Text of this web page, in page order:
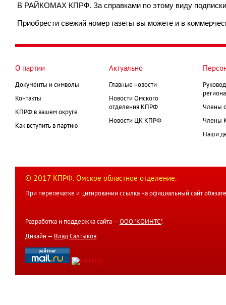
В РАЙКОМАХ КПРФ. За справками по этому виду подписки
Приобрести свежий номер газеты вы можете и в
О партии
Документы и символы
Контакты
КПРФ в вашем округе
Как вступить в партию
Актуально
Главные новости
Новости Омского
отделения КПРФ
Новости ЦК КПРФ
Члены
Члены
Наши
© 2017 КПРФ. Омское областное отделение.
При перепечатке и цитировании ссылка на официальный сайт
Разработка и поддержка сайта — ООО "КОИНТС".
Дизайн — Влад Салтыков.